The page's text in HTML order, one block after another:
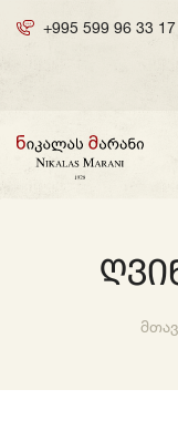
+995 599 96 33 17